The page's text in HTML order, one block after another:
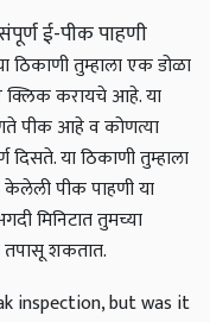
ई-पीक पाहणी
ठिकाणी तुम्हाला एक डोळा
क्लिक करायचे आहे. या
पीक आहेव कोणत्या
या ठिकाणी तुम्हाला
केलेली पीक पाहणी या
मिनिटात तुमच्या
तपासू शकतात.
inspection, but was it